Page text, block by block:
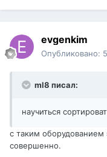
evgenkim
Опубликовано:
ml8 писал:
научиться
с таким оборудованием
совершенно.